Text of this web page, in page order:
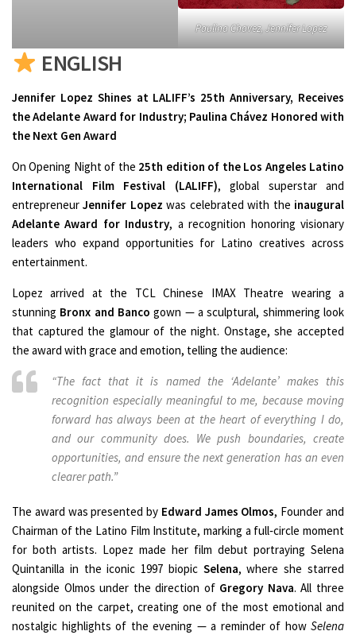
Paulina Chavez, Jennifer Lopez
ENGLISH
Jennifer Lopez Shines at LALIFF’s 25th Anniversary, Receives
the Adelante Award for Industry; Paulina Chávez Honored with
the Next Gen Award
On Opening Night of the 25th edition of the Los Angeles Latino
International Film Festival (LALIFF), global superstar and
entrepreneurJennifer Lopez was celebrated with the inaugural
Adelante Award for Industry, a recognition honoring visionary
leaders who expand opportunities for Latino creatives across
entertainment.
Lopez arrived at the TCL Chinese IMAX Theatre wearing a
stunning Bronx and Banco gown — a sculptural, shimmering look
that captured the glamour of the night. Onstage, she accepted
the award with grace and emotion, telling the audience:
“The fact that it is named the ‘Adelante’ makes this
recognition especially meaningful to me, because moving
forward has always been at the heart of everything I do,
and our community does. We push boundaries, create
opportunities, and ensure the next generation has an even
clearer path.”
The award was presented by Edward James Olmos, Founder and
Chairman of the Latino Film Institute, marking a full‑circle moment
for both artists. Lopez made her film debut portraying Selena
Quintanilla in the iconic 1997 biopic Selena, where she starred
alongside Olmos under the direction of Gregory Nava. All three
reunited on the carpet, creating one of the most emotional and
nostalgic highlights of the evening — a reminder of how Selena